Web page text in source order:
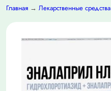
Главная → Лекарственные средства